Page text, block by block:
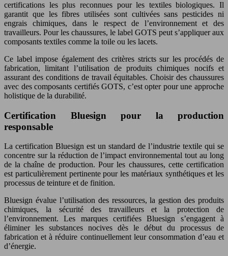
certifications les plus reconnues pour les textiles biologiques. Il
garantit que les fibres utilisées sont cultivées sans pesticides ni
engrais chimiques, dans le respect de l’environnement et des
travailleurs. Pour les chaussures, le label GOTS peut s’appliquer aux
composants textiles comme la toile ou les lacets.
Ce label impose également des critères stricts sur les procédés de
fabrication, limitant l’utilisation de produits chimiques nocifs et
assurant des conditions de travail équitables. Choisir des chaussures
avec des composants certifiés GOTS, c’est opter pour une approche
holistique de la durabilité.
Certification Bluesign pour la production
responsable
La certification Bluesign est un standard de l’industrie textile qui se
concentre sur la réduction de l’impact environnemental tout au long
de la chaîne de production. Pour les chaussures, cette certification
est particulièrement pertinente pour les matériaux synthétiques et les
processus de teinture et de finition.
Bluesign évalue l’utilisation des ressources, la gestion des produits
chimiques, la sécurité des travailleurs et la protection de
l’environnement. Les marques certifiées Bluesign s’engagent à
éliminer les substances nocives dès le début du processus de
fabrication et à réduire continuellement leur consommation d’eau et
d’énergie.